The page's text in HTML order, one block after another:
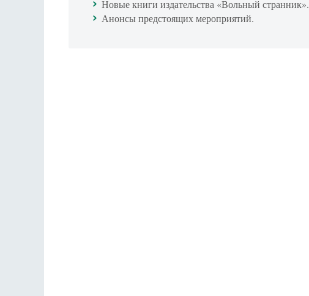
Новые книги издательства «Вольный странник».
Анонсы предстоящих мероприятий.